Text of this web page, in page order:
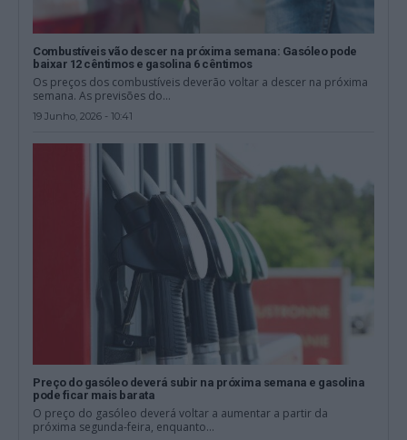
Combustíveis vão descer na próxima semana: Gasóleo pode
baixar 12 cêntimos e gasolina 6 cêntimos
Os preços dos combustíveis deverão voltar a descer na próxima
semana. As previsões do...
19 Junho, 2026 - 10:41
Preço do gasóleo deverá subir na próxima semana e gasolina
pode ficar mais barata
O preço do gasóleo deverá voltar a aumentar a partir da
próxima segunda-feira, enquanto...